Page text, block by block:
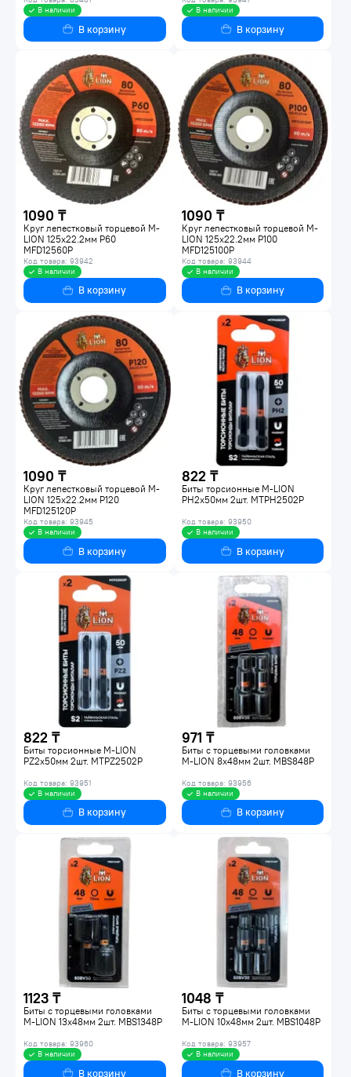
В наличии
В корзину
В наличии
В корзину
1090 ₸
Круг лепестковый торцевой M-
LION 125х22.2мм P60
MFD12560P
Код товара: 93942
В наличии
В корзину
1090 ₸
Круг лепестковый торцевой M-
LION 125х22.2мм P100
MFD125100P
Код товара: 93944
В наличии
В корзину
1090 ₸
Круг лепестковый торцевой M-
LION 125х22.2мм P120
MFD125120P
Код товара: 93945
В наличии
В корзину
822 ₸
Биты торсионные M-LION
PH2х50мм 2шт. MTPH2502P
Код товара: 93950
В наличии
В корзину
822 ₸
Биты торсионные M-LION
PZ2х50мм 2шт. MTPZ2502P
Код товара: 93951
В наличии
В корзину
971 ₸
Биты с торцевыми головками
M-LION 8х48мм 2шт. MBS848P
Код товара: 93956
В наличии
В корзину
1123 ₸
Биты с торцевыми головками
M-LION 13х48мм 2шт. MBS1348P
Код товара: 93960
В наличии
В корзину
1048 ₸
Биты с торцевыми головками
M-LION 10х48мм 2шт. MBS1048P
Код товара: 93957
В наличии
В корзину